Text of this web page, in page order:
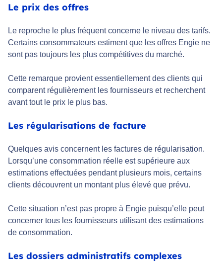
Le prix des offres
Le reproche le plus fréquent concerne le niveau des tarifs.
Certains consommateurs estiment que les offres Engie ne
sont pas toujours les plus compétitives du marché.
Cette remarque provient essentiellement des clients qui
comparent régulièrement les fournisseurs et recherchent
avant tout le prix le plus bas.
Les régularisations de facture
Quelques avis concernent les factures de régularisation.
Lorsqu’une consommation réelle est supérieure aux
estimations effectuées pendant plusieurs mois, certains
clients découvrent un montant plus élevé que prévu.
Cette situation n’est pas propre à Engie puisqu’elle peut
concerner tous les fournisseurs utilisant des estimations
de consommation.
Les dossiers administratifs complexes